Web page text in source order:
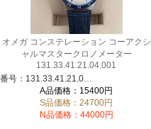
オメガ コンステレーション コーアクシ
ャルマスタークロノメーター
131.33.41.21.04.001
番号：131.33.41.21.04.001
A品価格：15400円
S品価格：24700円
N品価格：44000円